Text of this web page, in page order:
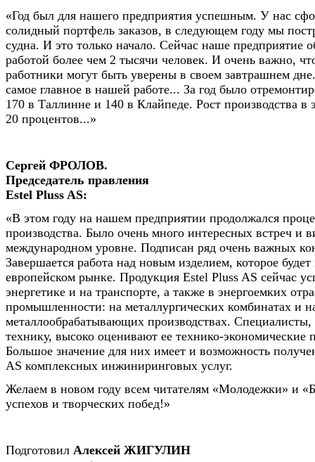
«Год был для нашего предприятия успешным. У нас
солидный портфель заказов, в следующем году мы
судна. И это только начало. Сейчас наше предприятие
работой более чем 2 тысячи человек. И очень важно,
работники могут быть уверены в своем завтрашнем
самое главное в нашей работе... За год было
170 в Таллинне и 140 в Клайпеде. Рост производства в
20 процентов...»
Сергей ФРОЛОВ.
Председатель правления
Estel Pluss AS:
«В этом году на нашем предприятии продолжался
производства. Было очень много интересных встреч и
международном уровне. Подписан ряд очень важных
Завершается работа над новым изделием, которое будет
европейском рынке. Продукция Estel Pluss AS сейчас
энергетике и на транспорте, а также в энергоемких
промышленности: на металлургических комбинатах и
металлообрабатывающих производствах.
технику, высоко оценивают ее технико-экономические
Большое значение для них имеет и возможность
AS комплексных инжиниринговых услуг.
Желаем в новом году всем читателям «Молодежки» и
успехов и творческих побед!»
Подготовил Алексей ЖИГУЛИН